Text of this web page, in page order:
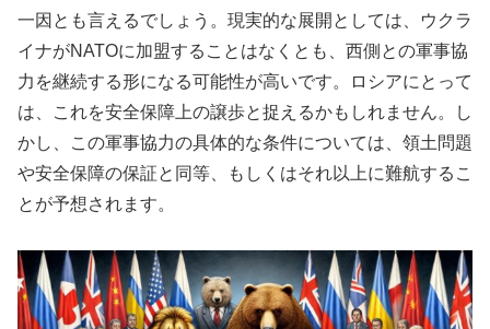
一因とも言えるでしょう。現実的な展開としては、ウクラ
イナがNATOに加盟することはなくとも、西側との軍事協
力を継続する形になる可能性が高いです。ロシアにとって
は、これを安全保障上の譲歩と捉えるかもしれません。し
かし、この軍事協力の具体的な条件については、領土問題
や安全保障の保証と同等、もしくはそれ以上に難航するこ
とが予想されます。